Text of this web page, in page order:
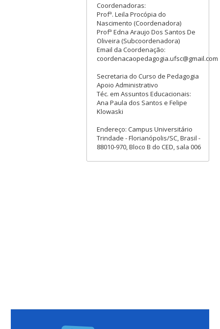
Coordenadoras:
Profª. Leila Procópia do
Nascimento (Coordenadora)
Profª Edna Araujo Dos Santos De
Oliveira (Subcoordenadora)
Email da Coordenação:
coordenacaopedagogia.ufsc@gmail.com
Secretaria do Curso de Pedagogia
Apoio Administrativo
Téc. em Assuntos Educacionais:
Ana Paula dos Santos e Felipe
Klowaski
Endereço: Campus Universitário
Trindade - Florianópolis/SC, Brasil -
88010-970, Bloco B do CED, sala 006